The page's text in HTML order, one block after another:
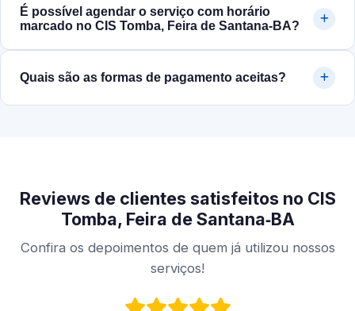
É possível agendar o serviço com horário
marcado no CIS Tomba, Feira de Santana‑BA?
Quais são as formas de pagamento aceitas?
Reviews de clientes satisfeitos no CIS
Tomba, Feira de Santana‑BA
Confira os depoimentos de quem já utilizou nossos
serviços!